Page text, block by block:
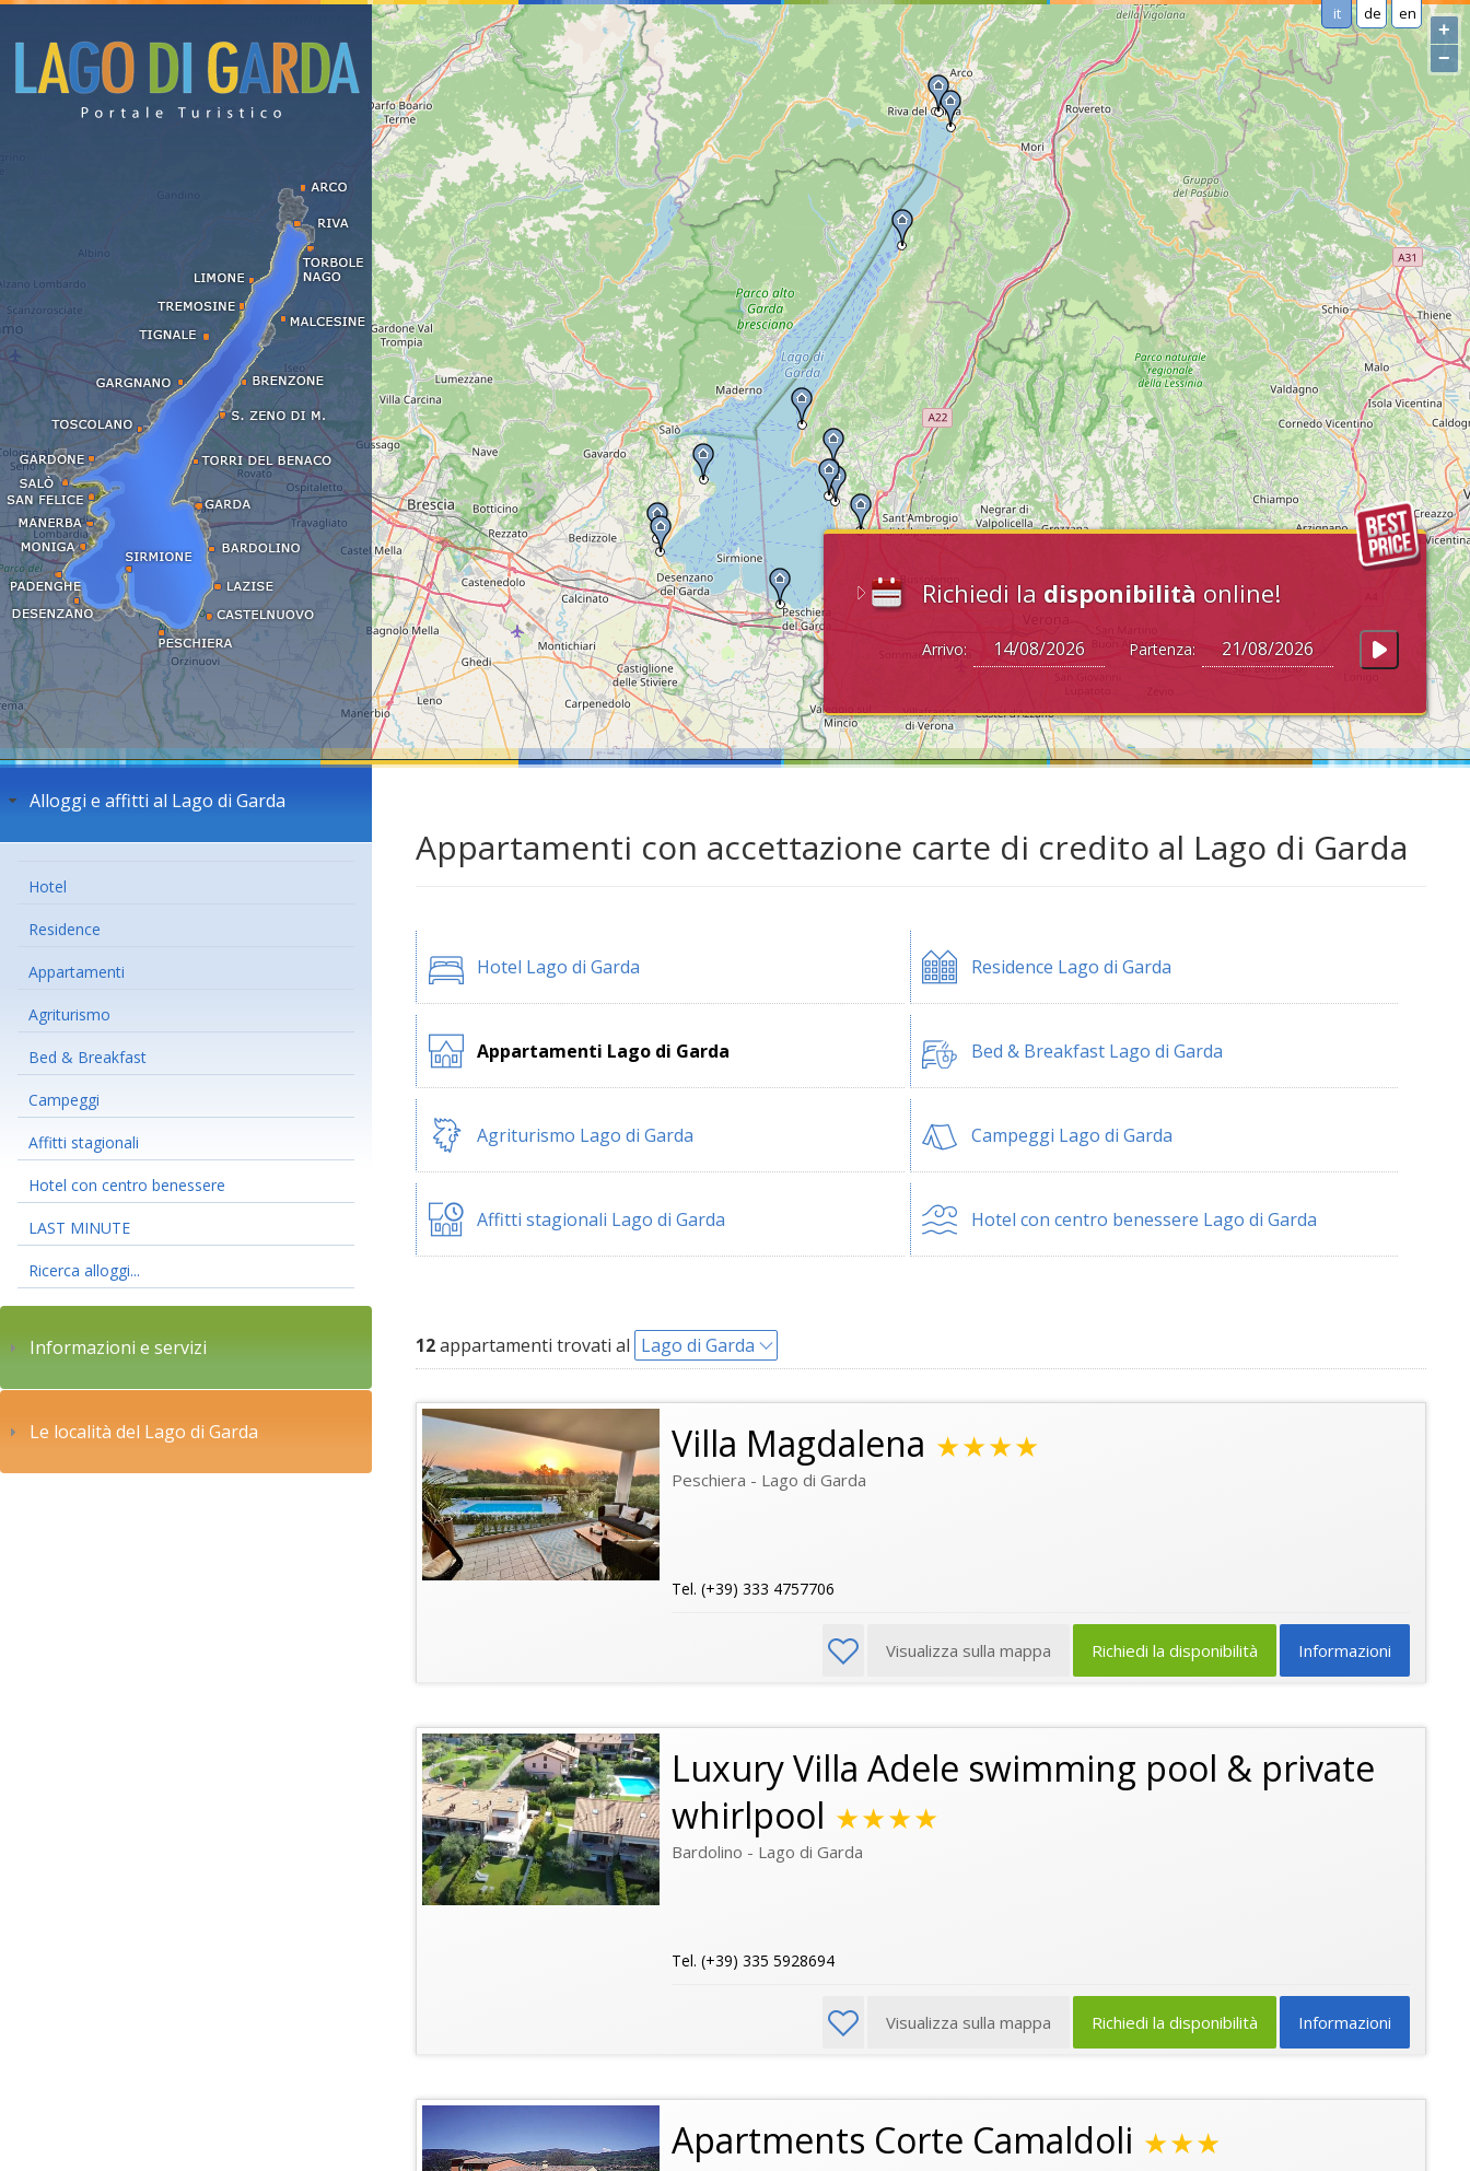
it de en
Richiedi la disponibilità online!
Arrivo: Partenza:
+
−
Alloggi e affitti al Lago di Garda
Hotel
Residence
Appartamenti
Agriturismo
Bed & Breakfast
Campeggi
Affitti stagionali
Hotel con centro benessere
LAST MINUTE
Ricerca alloggi...
Informazioni e servizi
Le località del Lago di Garda
Appartamenti con accettazione carte di credito al Lago di Garda
Hotel Lago di Garda Residence Lago di Garda
Appartamenti Lago di Garda Bed & Breakfast Lago di Garda
Agriturismo Lago di Garda Campeggi Lago di Garda
Affitti stagionali Lago di Garda Hotel con centro benessere Lago di Garda
12appartamenti trovati al Lago di Garda
Villa Magdalena ★★★★
Peschiera - Lago di Garda
Tel. (+39) 333 4757706
Informazioni
Richiedi la disponibilità
Visualizza sulla mappa
Luxury Villa Adele swimming pool & private
whirlpool ★★★★
Bardolino - Lago di Garda
Tel. (+39) 335 5928694
Informazioni
Richiedi la disponibilità
Visualizza sulla mappa
Apartments Corte Camaldoli ★★★